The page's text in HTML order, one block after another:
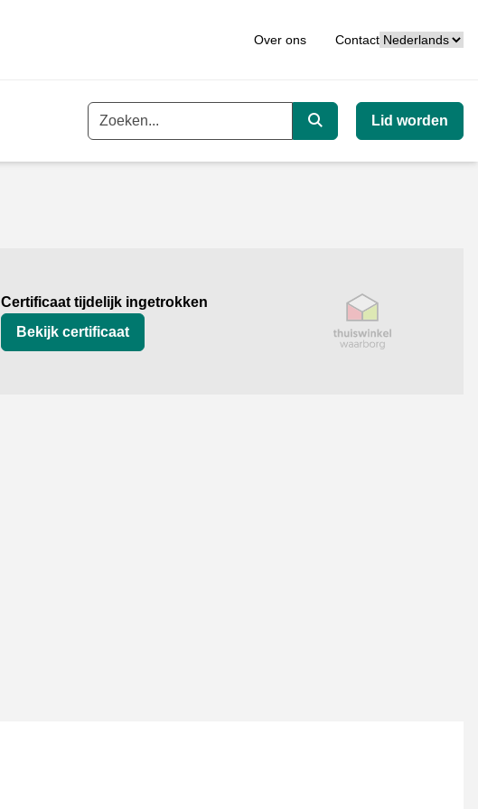
Over ons ContactTaal
Trefwoord
Zoeken
Lid worden
Certificaat tijdelijk ingetrokken
Bekijk certificaat